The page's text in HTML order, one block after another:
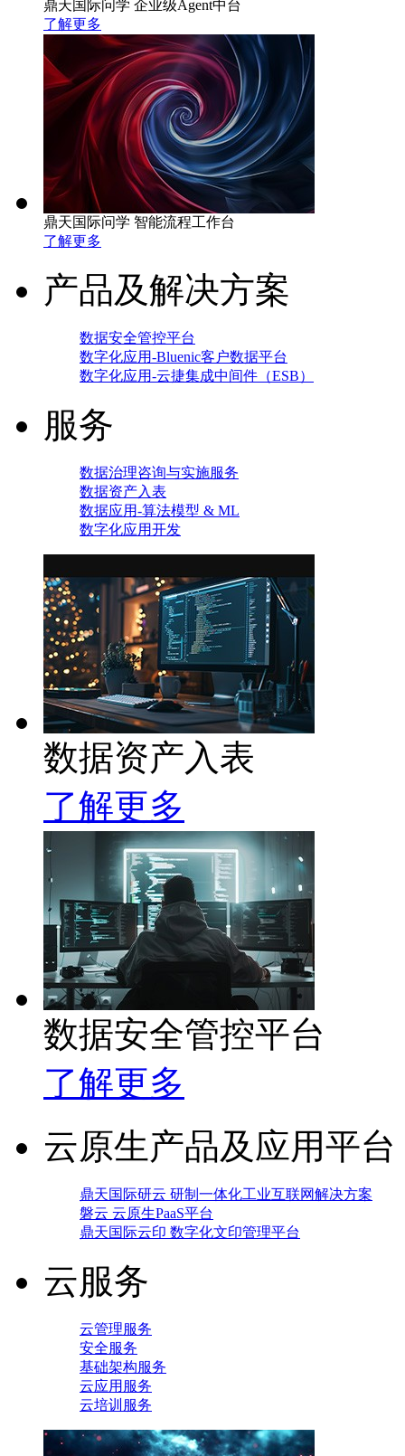
鼎天国际问学 企业级Agent中台
了解更多
鼎天国际问学 智能流程工作台
了解更多
产品及解决方案
数据安全管控平台
数字化应用-Bluenic客户数据平台
数字化应用-云捷集成中间件（ESB）
服务
数据治理咨询与实施服务
数据资产入表
数据应用-算法模型 & ML
数字化应用开发
数据资产入表
了解更多
数据安全管控平台
了解更多
云原生产品及应用平台
鼎天国际研云 研制一体化工业互联网解决方案
磐云 云原生PaaS平台
鼎天国际云印 数字化文印管理平台
云服务
云管理服务
安全服务
基础架构服务
云应用服务
云培训服务